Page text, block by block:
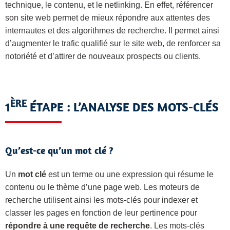
technique, le contenu, et le netlinking. En effet, référencer
son site web permet de mieux répondre aux attentes des
internautes et des algorithmes de recherche. Il permet ainsi
d’augmenter le trafic qualifié sur le site web, de renforcer sa
notoriété et d’attirer de nouveaux prospects ou clients.
1ÈREÉTAPE : L’ANALYSE DES MOTS-CLÉS
Qu’est-ce qu’un mot clé ?
Un mot clé est un terme ou une expression qui résume le
contenu ou le thème d’une page web. Les moteurs de
recherche utilisent ainsi les mots-clés pour indexer et
classer les pages en fonction de leur pertinence pour
répondre à une requête de recherche. Les mots-clés